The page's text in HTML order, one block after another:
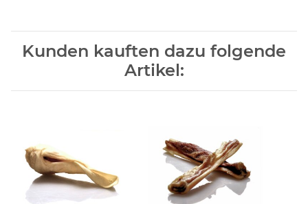
Kunden kauften dazu folgende
Artikel: